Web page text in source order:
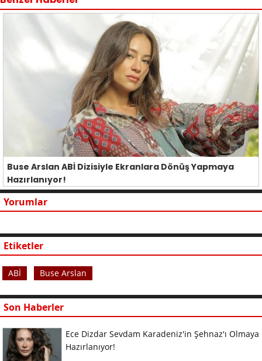
Buse Arslan ABİ Dizisiyle Ekranlara Dönüş Yapmaya
Hazırlanıyor!
Yorumlar
Etiketler
ABİ Buse Arslan
Son Haberler
Ece Dizdar Sevdam Karadeniz'in Şehnaz'ı Olmaya
Hazırlanıyor!